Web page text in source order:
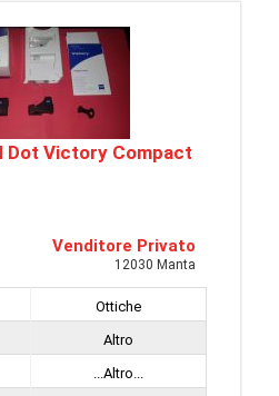
Dot Victory Compact
Venditore Privato
12030 Manta
Ottiche
Altro
...Altro...